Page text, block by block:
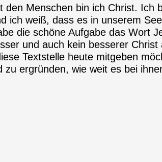
Menschen bin ich Christ. Ich
ich weiß, dass es in unserem
die schöne Aufgabe das Wort
und auch kein besserer Christ
Textstelle heute mitgeben
ergründen, wie weit es bei